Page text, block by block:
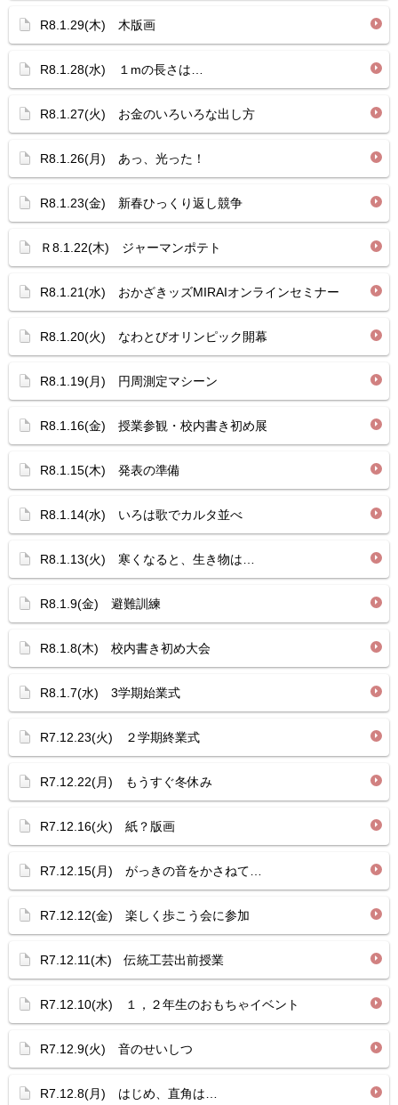
R8.1.29(木) 木版画
R8.1.28(水) １mの長さは…
R8.1.27(火) お金のいろいろな出し方
R8.1.26(月) あっ、光った！
R8.1.23(金) 新春ひっくり返し競争
Ｒ8.1.22(木) ジャーマンポテト
R8.1.21(水) おかざきッズMIRAIオンラインセミナー
R8.1.20(火) なわとびオリンピック開幕
R8.1.19(月) 円周測定マシーン
R8.1.16(金) 授業参観・校内書き初め展
R8.1.15(木) 発表の準備
R8.1.14(水) いろは歌でカルタ並べ
R8.1.13(火) 寒くなると、生き物は…
R8.1.9(金) 避難訓練
R8.1.8(木) 校内書き初め大会
R8.1.7(水) 3学期始業式
R7.12.23(火) ２学期終業式
R7.12.22(月) もうすぐ冬休み
R7.12.16(火) 紙？版画
R7.12.15(月) がっきの音をかさねて…
R7.12.12(金) 楽しく歩こう会に参加
R7.12.11(木) 伝統工芸出前授業
R7.12.10(水) １，２年生のおもちゃイベント
R7.12.9(火) 音のせいしつ
R7.12.8(月) はじめ、直角は…